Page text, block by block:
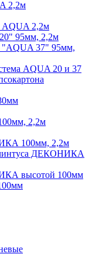
2,2м
AQUA 2,2м
95мм, 2,2м
"AQUA 37" 95мм,
AQUA 20 и 37
2,2м
100мм, 2,2м
ДЕКОНИКА
высотой 100мм